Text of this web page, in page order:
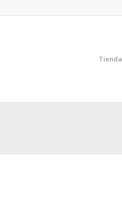
Tienda